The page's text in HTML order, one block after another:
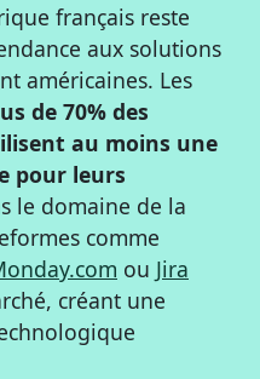
français reste
aux solutions
américaines. Les
de 70% des
au moins une
pour leurs
le domaine de la
comme
ou Jira
créant une